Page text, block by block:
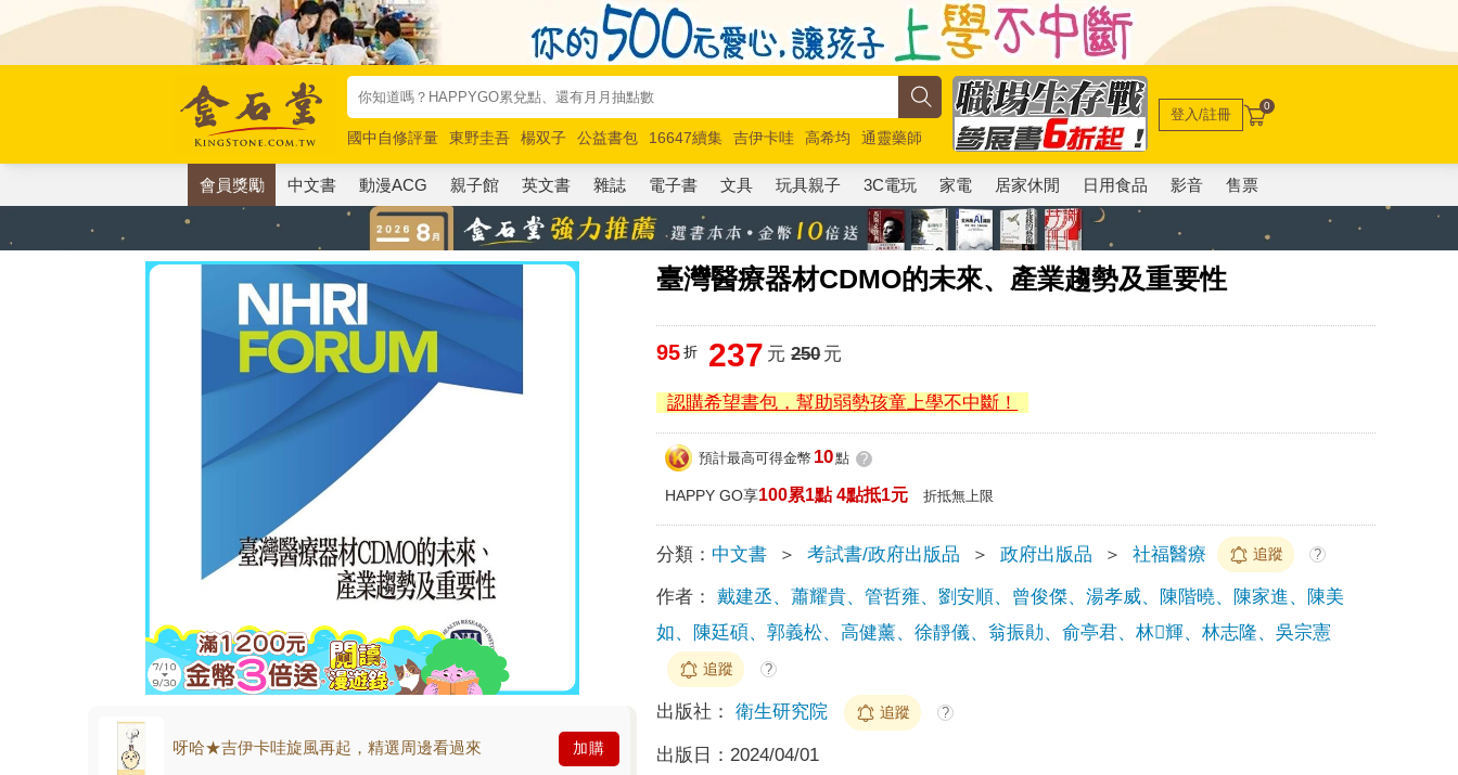
國中自修評量 東野圭吾 楊双子 公益書包 16647續集 吉伊卡哇 高希均
通靈藥師
唯紅花綻放
奧德賽 路邊攤新作 馬斯克 玩具總動員5 超慢跑
登入/註冊 0
會員獎勵 中文書 動漫ACG 親子館 英文書 雜誌 電子書 文具 玩具親子 3C電玩 家電 居家休閒 日用食品 影音 售票
臺灣醫療器材CDMO的未來、產業趨勢及重要性
呀哈★吉伊卡哇旋風再起，精選周邊看過來 加購
95 折 237 元 250元
認購希望書包，幫助弱勢孩童上學不中斷！
預計最高可得金幣 10點 ?
HAPPY GO享100累1點 4點抵1元 折抵無上限
分類： 中文書 ＞ 考試書/政府出版品 ＞ 政府出版品 ＞ 社福醫療 追蹤 ?
作者：
戴建丞、蕭耀貴、管哲雍、劉安順、曾俊傑、湯孝威、陳階曉、陳家進、陳美
如、陳廷碩、郭義松、高健薰、徐靜儀、翁振勛、俞亭君、林輝、林志隆、吳宗憲
追蹤 ?
出版社： 衛生研究院 追蹤 ?
出版日： 2024/04/01